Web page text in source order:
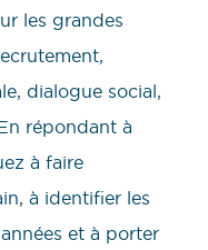
les grandes
dialogue social,
répondant à
à faire
à identifier les
et à porter